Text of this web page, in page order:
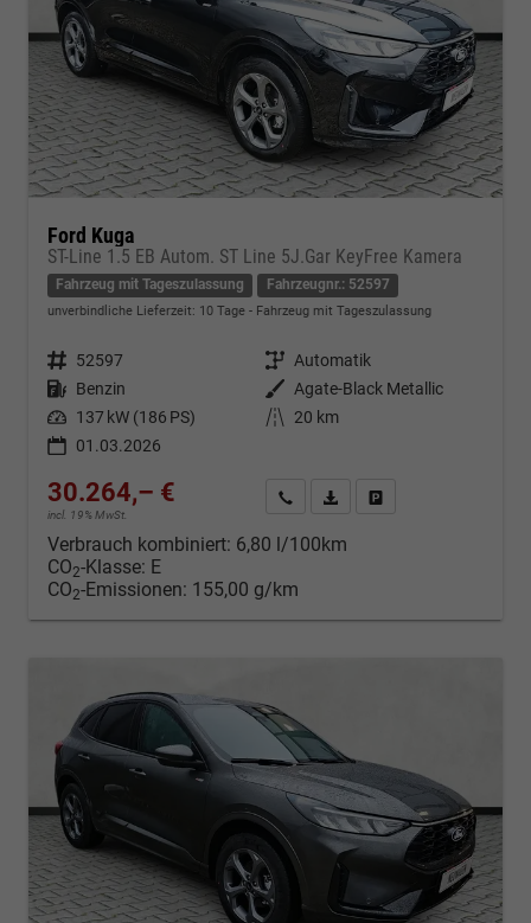
Ford Kuga
ST-Line 1.5 EB Autom. ST Line 5J.Gar KeyFree Kamera
Fahrzeug mit Tageszulassung Fahrzeugnr.: 52597
unverbindliche Lieferzeit: 10 Tage Fahrzeug mit Tageszulassung
Fahrzeugnr. 52597 Getriebe Automatik
Kraftstoff Benzin Außenfarbe Agate-Black Metallic
Leistung 137 kW (186 PS) Kilometerstand
20 km
01.03.2026
30.264,– €
incl. 19% MwSt.
Kontakt & Angebot anfordern
PDF-Datei, Fahrzeugexposé
Verbrauch kombiniert: 6,80 l/100km
CO2-Klasse: E
CO2-Emissionen: 155,00 g/km